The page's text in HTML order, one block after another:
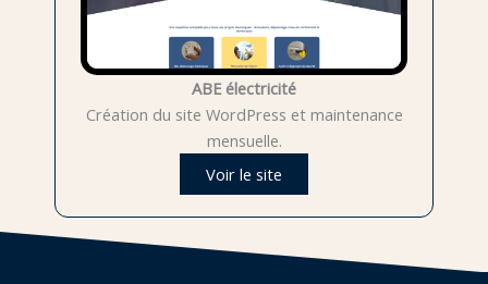
ABE électricité
Création du site WordPress et maintenance
mensuelle.
Voir le site